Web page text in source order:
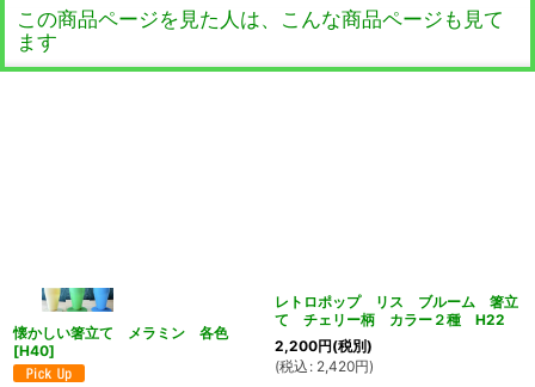
この商品ページを見た人は、こんな商品ページも見て
ます
懐かしい箸立て メラミン 各色
[H40]
レトロポップ リス ブルーム 箸立
て チェリー柄 カラー２種 H22
2,200円(税別)
(税込 : 2,420円)